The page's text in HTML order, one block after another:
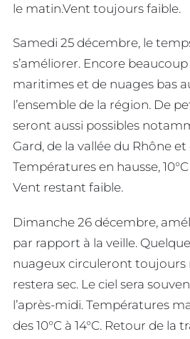
le matin.Vent toujours faible.
Samedi 25 décembre, le
s’améliorer. Encore beaucoup
maritimes et de nuages bas
l’ensemble de la région. De
seront aussi possibles
Gard, de la vallée du Rhône et
Températures en hausse, 10°C
Vent restant faible.
Dimanche 26 décembre,
par rapport à la veille.
nuageux circuleront toujours
restera sec. Le ciel sera
l’après-midi. Températures
des 10°C à 14°C. Retour de